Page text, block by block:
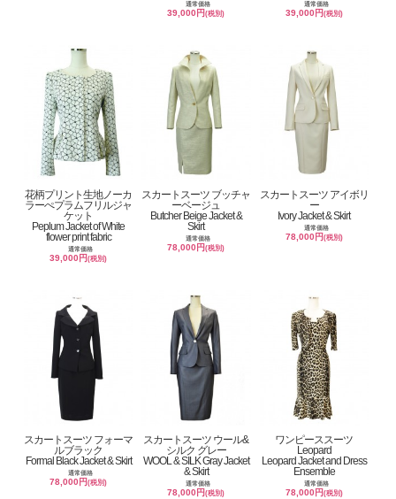
通常価格
39,000円(税別)
通常価格
39,000円 (税別)
花柄プリント生地ノーカ
ラーぺプラムフリルジャ
ケット
Peplum Jacket of White
flower print fabric
通常価格
39,000円(税別)
スカートスーツ ブッチャ
ーベージュ
Butcher Beige Jacket &
Skirt
通常価格
78,000円(税別)
スカートスーツ アイボリ
ー
Ivory Jacket & Skirt
通常価格
78,000円 (税別)
スカートスーツ フォーマ
ルブラック
Formal Black Jacket & Skirt
通常価格
78,000円(税別)
スカートスーツ ウール&
シルク グレー
WOOL & SILK Gray Jacket
& Skirt
通常価格
78,000円(税別)
ワンピーススーツ
Leopard
Leopard Jacket and Dress
Ensemble
通常価格
78,000円 (税別)